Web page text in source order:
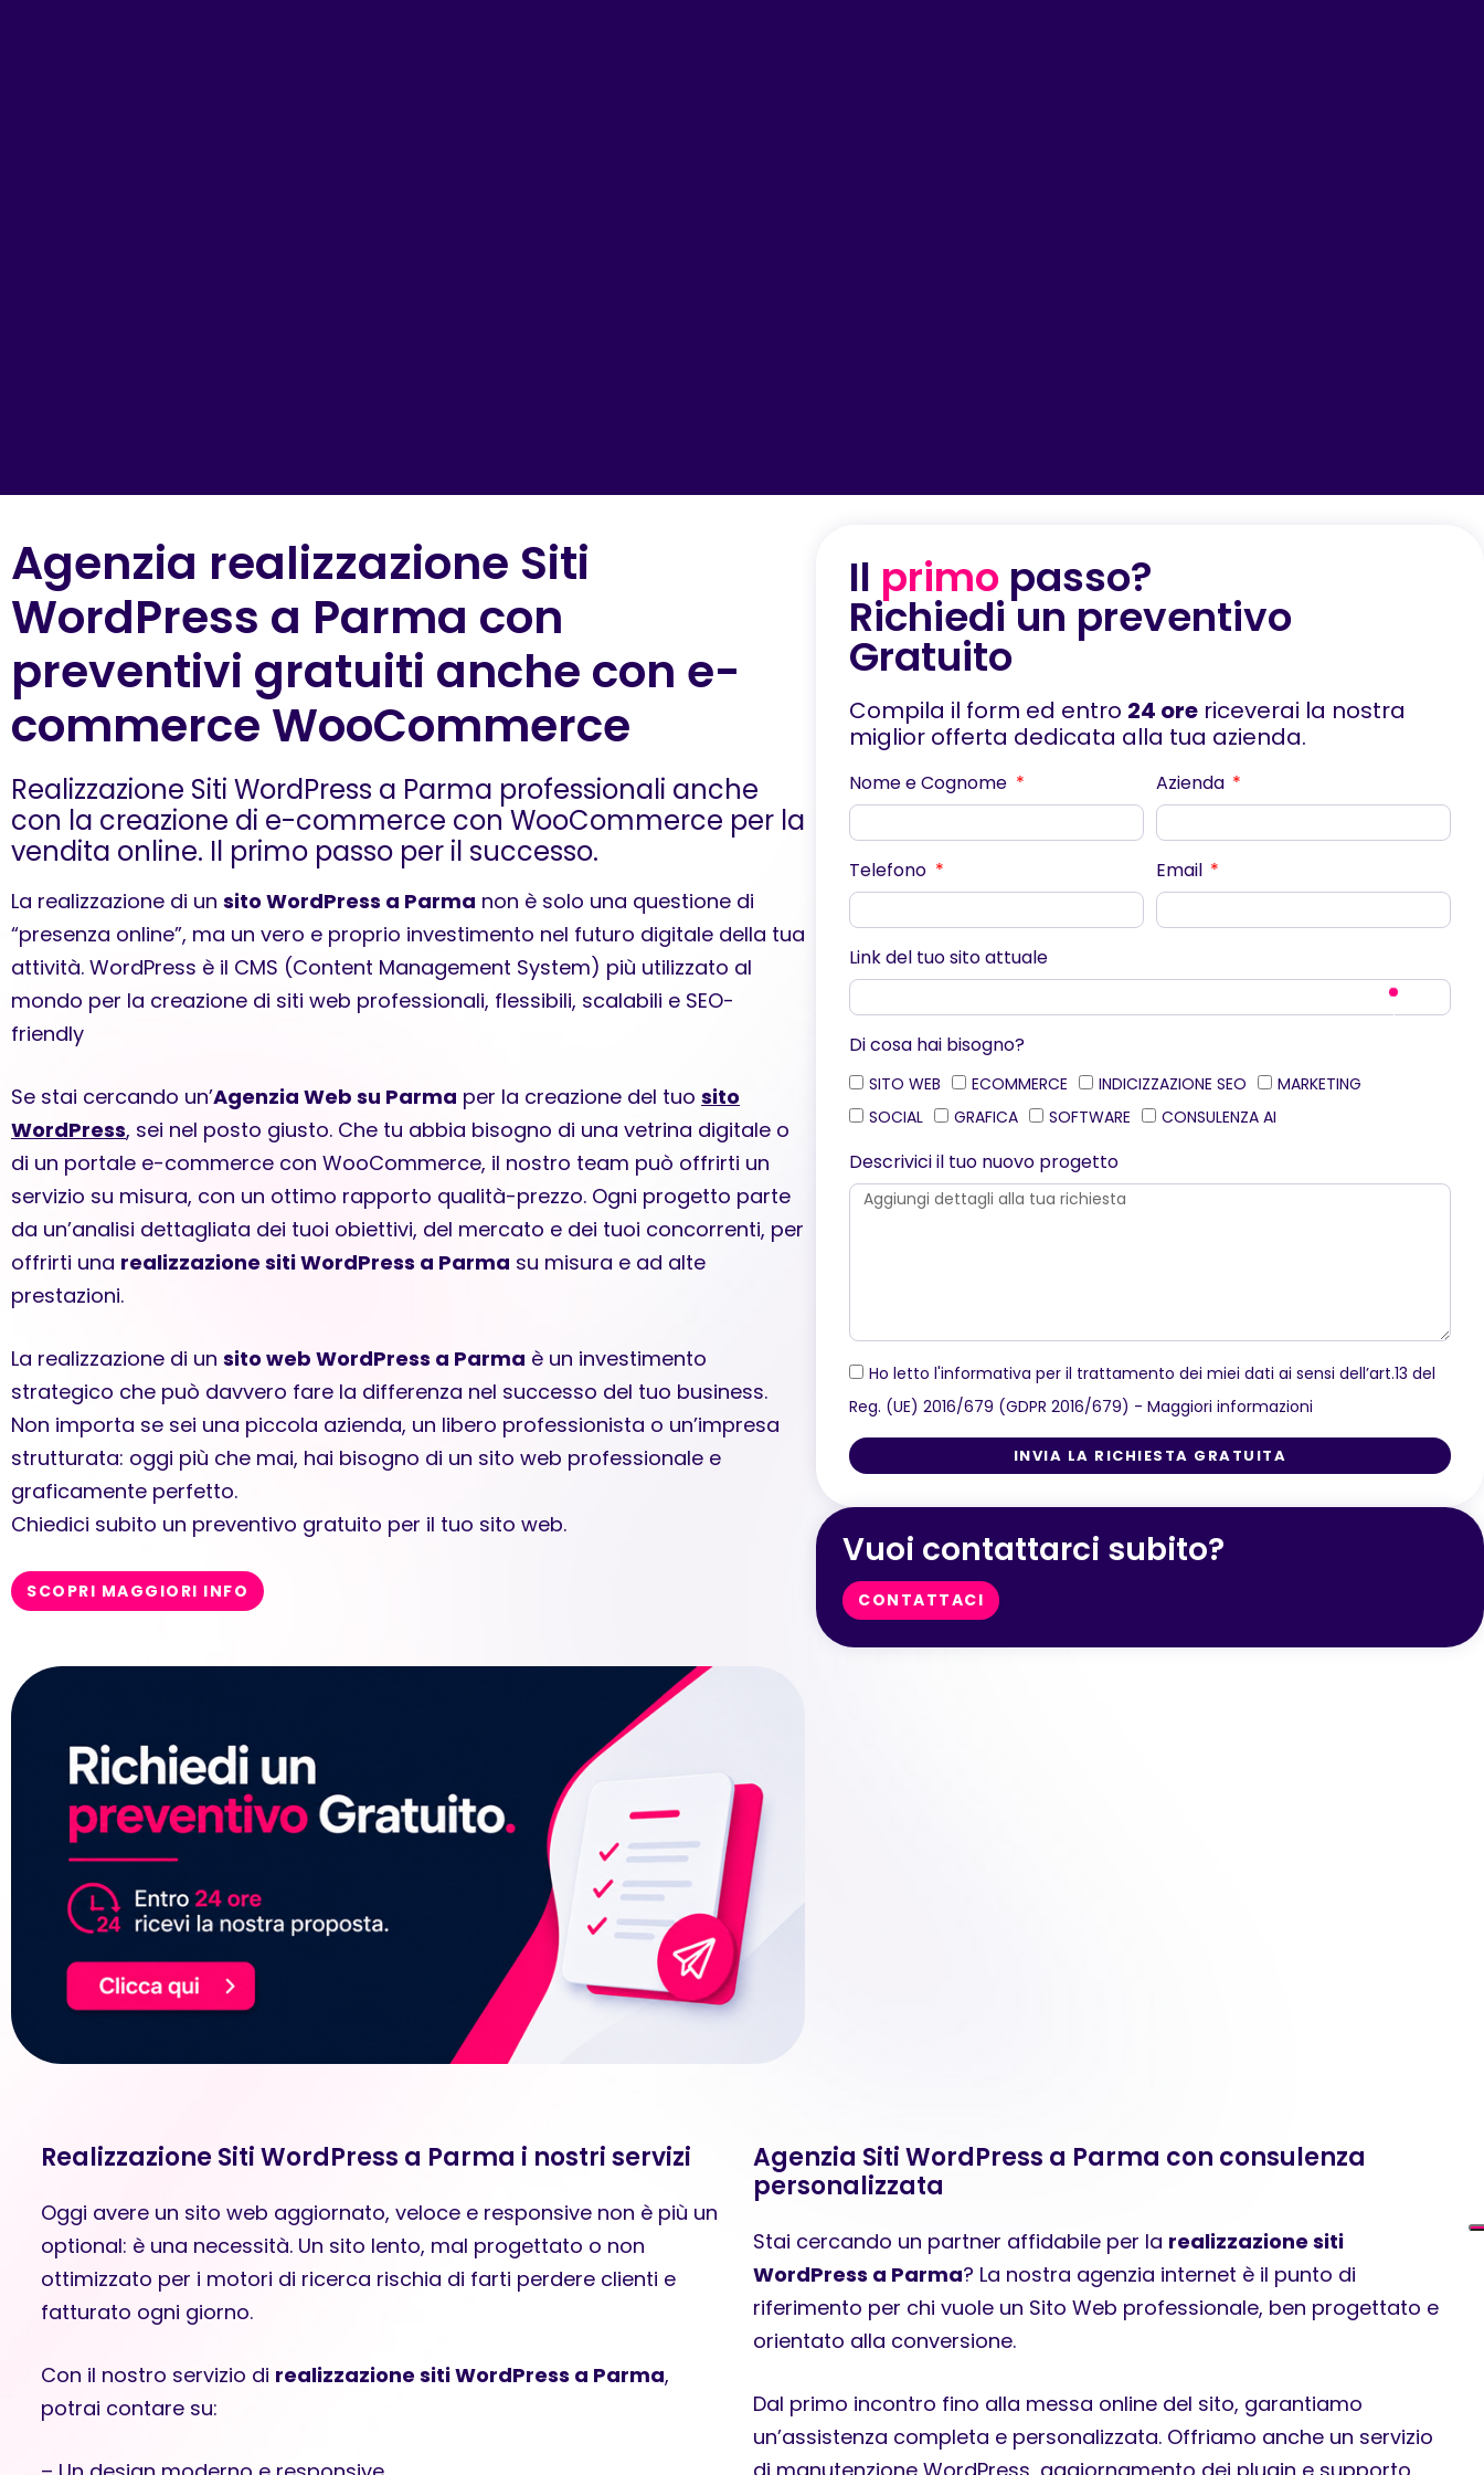
Agenzia realizzazione Siti
WordPress a Parma con
preventivi gratuiti anche con e-
commerce WooCommerce
Realizzazione Siti WordPress a Parma professionali anche
con la creazione di e-commerce con WooCommerce per la
vendita online. Il primo passo per il successo.
La realizzazione di un sito WordPress a Parma non è solo una questione di
“presenza online”, ma un vero e proprio investimento nel futuro digitale della tua
attività. WordPress è il CMS (Content Management System) più utilizzato al
mondo per la creazione di siti web professionali, flessibili, scalabili e SEO-
friendly
Se stai cercando un’Agenzia Web su Parma per la creazione del tuo sito
WordPress, sei nel posto giusto. Che tu abbia bisogno di una vetrina digitale o
di un portale e-commerce con WooCommerce, il nostro team può offrirti un
servizio su misura, con un ottimo rapporto qualità-prezzo. Ogni progetto parte
da un’analisi dettagliata dei tuoi obiettivi, del mercato e dei tuoi concorrenti, per
offrirti una realizzazione siti WordPress a Parma su misura e ad alte
prestazioni.
La realizzazione di un sito web WordPress a Parma è un investimento
strategico che può davvero fare la differenza nel successo del tuo business.
Non importa se sei una piccola azienda, un libero professionista o un’impresa
strutturata: oggi più che mai, hai bisogno di un sito web professionale e
graficamente perfetto.
Chiedici subito un preventivo gratuito per il tuo sito web.
SCOPRI MAGGIORI INFO
Il primo passo?
Richiedi un preventivo
Gratuito
Compila il form ed entro 24 ore riceverai la nostra
miglior offerta dedicata alla tua azienda.
Nome e Cognome Azienda
Telefono Email
Link del tuo sito attuale
Di cosa hai bisogno?
SITO WEB ECOMMERCE INDICIZZAZIONE SEO
MARKETING
SOCIAL
GRAFICA SOFTWARE CONSULENZA AI
Descrivici il tuo nuovo progetto
Ho letto l'informativa per il trattamento dei miei dati ai sensi dell’art.13 del
Reg. (UE) 2016/679 (GDPR 2016/679) -Maggiori informazioni
INVIA LA RICHIESTA GRATUITA
Vuoi contattarci subito?
CONTATTACI
Realizzazione Siti WordPress a Parma i nostri servizi
Oggi avere un sito web aggiornato, veloce e responsive non è più un
optional: è una necessità. Un sito lento, mal progettato o non
ottimizzato per i motori di ricerca rischia di farti perdere clienti e
fatturato ogni giorno.
Con il nostro servizio di realizzazione siti WordPress a Parma,
potrai contare su:
Agenzia Siti WordPress a Parma con consulenza
personalizzata
Stai cercando un partner affidabile per la realizzazione siti
WordPress a Parma? La nostra agenzia internet è il punto di
riferimento per chi vuole un Sito Web professionale, ben progettato e
orientato alla conversione.
Dal primo incontro fino alla messa online del sito, garantiamo
un’assistenza completa e personalizzata. Offriamo anche un servizio